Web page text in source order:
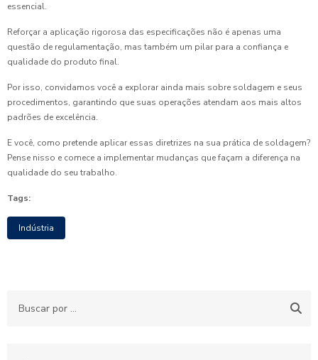
essencial.
Reforçar a aplicação rigorosa das especificações não é apenas uma
questão de regulamentação, mas também um pilar para a confiança e
qualidade do produto final.
Por isso, convidamos você a explorar ainda mais sobre soldagem e seus
procedimentos, garantindo que suas operações atendam aos mais altos
padrões de excelência.
E você, como pretende aplicar essas diretrizes na sua prática de soldagem?
Pense nisso e comece a implementar mudanças que façam a diferença na
qualidade do seu trabalho.
Tags:
Indústria